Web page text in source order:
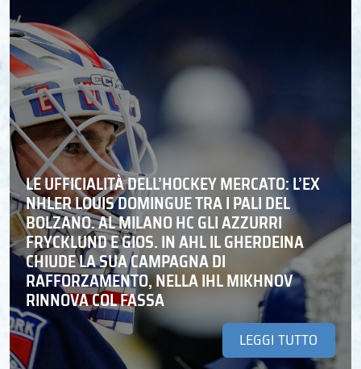
LE UFFICIALITÀ DELL’HOCKEY MERCATO: L’EX
NHLER LOUIS DOMINGUE TRA I PALI DEL
BOLZANO. AL MILANO HC GLI AZZURRI
FRYCKLUND E GIOS. IN AHL IL GHERDEINA
CHIUDE LA SUA CAMPAGNA DI
RAFFORZAMENTO, NELLA IHL MIKHNOV
RINNOVA COL FASSA
LEGGI TUTTO